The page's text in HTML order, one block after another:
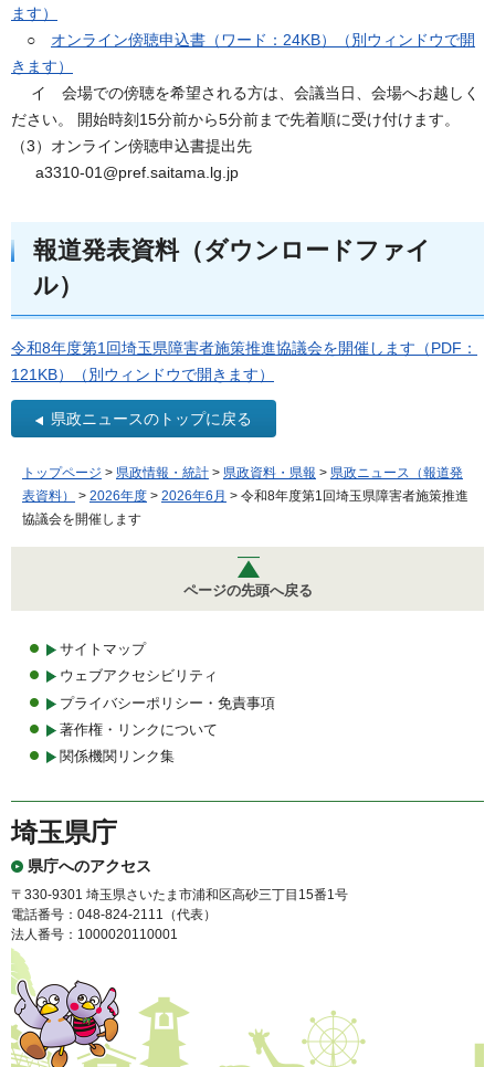
ます）
○ オンライン傍聴申込書（ワード：24KB）（別ウィンドウで開
きます）
イ 会場での傍聴を希望される方は、会議当日、会場へお越しく
ださい。 開始時刻15分前から5分前まで先着順に受け付けます。
（3）オンライン傍聴申込書提出先
a3310-01@pref.saitama.lg.jp
報道発表資料（ダウンロードファイ
ル）
令和8年度第1回埼玉県障害者施策推進協議会を開催します（PDF：
121KB）（別ウィンドウで開きます）
県政ニュースのトップに戻る
トップページ > 県政情報・統計 > 県政資料・県報 > 県政ニュース（報道発
表資料）
> 2026年度 > 2026年6月 > 令和8年度第1回埼玉県障害者施策推進
協議会を開催します
ページの先頭へ戻る
サイトマップ
ウェブアクセシビリティ
プライバシーポリシー・免責事項
著作権・リンクについて
関係機関リンク集
埼玉県庁
県庁へのアクセス
〒330-9301 埼玉県さいたま市浦和区高砂三丁目15番1号
電話番号：048-824-2111（代表）
法人番号：1000020110001